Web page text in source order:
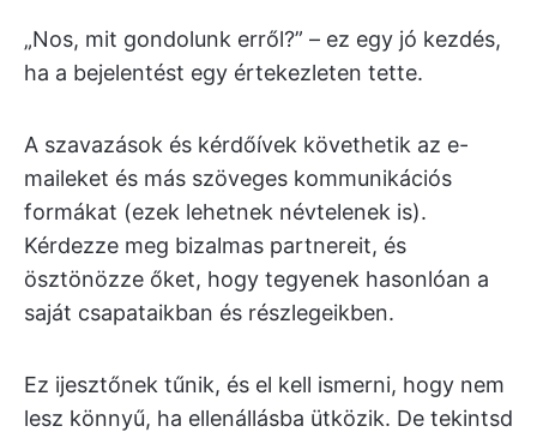
„Nos, mit gondolunk erről?” – ez egy jó kezdés,
ha a bejelentést egy értekezleten tette.
A szavazások és kérdőívek követhetik az e-
maileket és más szöveges kommunikációs
formákat (ezek lehetnek névtelenek is).
Kérdezze meg bizalmas partnereit, és
ösztönözze őket, hogy tegyenek hasonlóan a
saját csapataikban és részlegeikben.
Ez ijesztőnek tűnik, és el kell ismerni, hogy nem
lesz könnyű, ha ellenállásba ütközik. De tekintsd